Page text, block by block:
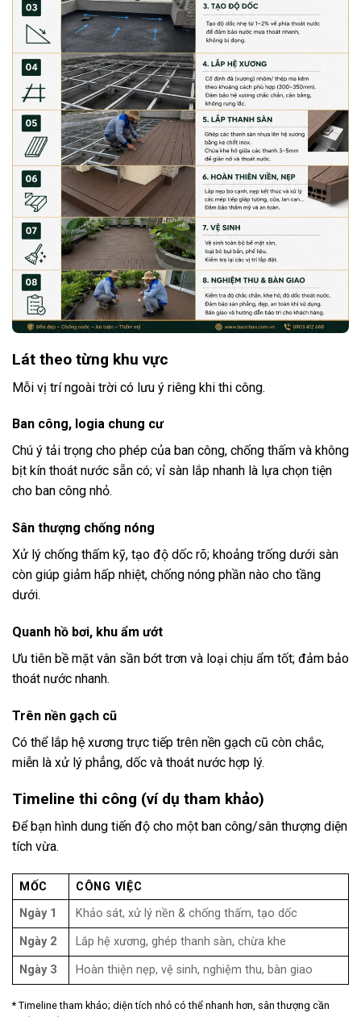
Lát theo từng khu vực
Mỗi vị trí ngoài trời có lưu ý riêng khi thi công.
Ban công, logia chung cư
Chú ý tải trọng cho phép của ban công, chống thấm và không
bịt kín thoát nước sẵn có; vỉ sàn lắp nhanh là lựa chọn tiện
cho ban công nhỏ.
Sân thượng chống nóng
Xử lý chống thấm kỹ, tạo độ dốc rõ; khoảng trống dưới sàn
còn giúp giảm hấp nhiệt, chống nóng phần nào cho tầng
dưới.
Quanh hồ bơi, khu ẩm ướt
Ưu tiên bề mặt vân sần bớt trơn và loại chịu ẩm tốt; đảm bảo
thoát nước nhanh.
Trên nền gạch cũ
Có thể lắp hệ xương trực tiếp trên nền gạch cũ còn chắc,
miễn là xử lý phẳng, dốc và thoát nước hợp lý.
Timeline thi công (ví dụ tham khảo)
Để bạn hình dung tiến độ cho một ban công/sân thượng diện
tích vừa.
MỐC
CÔNG VIỆC
Ngày 1
Khảo sát, xử lý nền & chống thấm, tạo dốc
Ngày 2 Lắp hệ xương, ghép thanh sàn, chừa khe
Ngày 3 Hoàn thiện nẹp, vệ sinh, nghiệm thu, bàn giao
* Timeline tham khảo; diện tích nhỏ có thể nhanh hơn, sân thượng cần